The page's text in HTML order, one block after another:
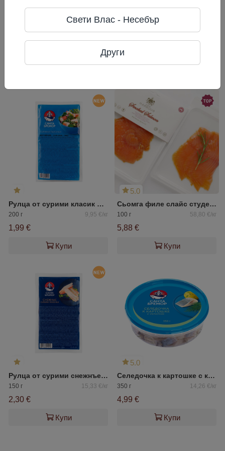
Erste Kaviar Company
Телефон: +49 6673 2083600
Адрес: Hauptstraße 49, 36166
Рулца от сурими класик САНТА БРЕМОР
200 г 9,95 €/кг
1,99 €
Купи
5.0
Сьомга филе слайс студенопушено Queen Harbour
100 г 58,80 €/кг
5,88 €
Купи
Рулца от сурими снежнъе САНТА БРЕМОР
150 г 15,33 €/кг
2,30 €
Купи
5.0
Селедочка к картошке с копър Санта Бремор
350 г 14,26 €/кг
4,99 €
Купи
Свети Влас - Несебър
Други